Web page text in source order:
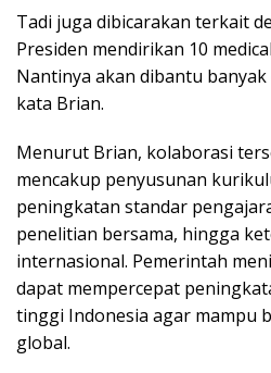
Tadi juga dibicarakan terkait
Presiden mendirikan 10
Nantinya akan dibantu banyak
kata Brian.
Menurut Brian, kolaborasi
mencakup penyusunan
peningkatan standar
penelitian bersama, hingga
internasional. Pemerintah
dapat mempercepat
tinggi Indonesia agar mampu
global.